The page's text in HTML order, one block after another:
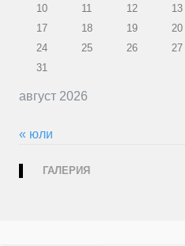
август 2026
10
11 12 13
17
18 19 20
24
25 26 27
31
« юли
ГАЛЕРИЯ